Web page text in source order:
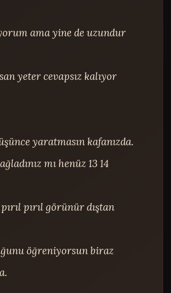
ama yine de uzundur
yeter cevapsız kalıyor
yaratmasın kafanızda.
mı henüz 13 14
pırıl görünür dıştan
öğreniyorsun biraz